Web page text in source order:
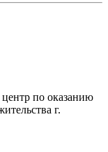
по оказанию
г.